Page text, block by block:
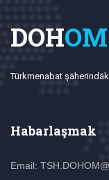
DOHOM
Türkmenabat
Habarlaşmak
Email: